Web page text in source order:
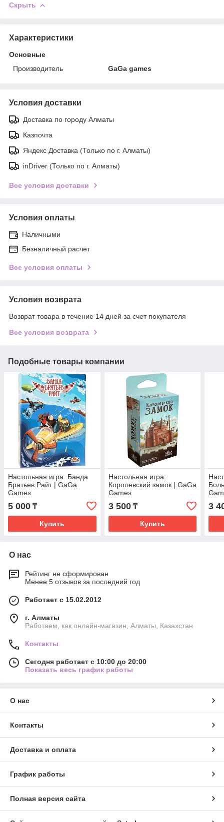
Скрыть
Характеристики
Основные
Производитель
GaGa games
Условия доставки
Доставка по городу Алматы
Казпочта
Яндекс Доставка (Только по г. Алматы)
inDriver (Только по г. Алматы)
Все условия доставки
Условия оплаты
Наличными
Безналичный расчет
Все условия оплаты
Условия возврата
Возврат товара в течение 14 дней за счет покупателя
Все условия возврата
Подобные товары компании
Настольная игра: Банда
Братьев Райт | GaGa
Games
5 000 ₸
Купить
Настольная игра:
Королевский замок | GaGa
Games
3 500₸
Купить
3
О нас
Рейтинг не сформирован
Менее 5 отзывов за последний год
Работает с 15.02.2012
г. Алматы
Работаем, как онлайн-магазин, Алматы, Казахстан
Контакты
Сегодня работает с 10:00 до 20:00
Показать весь график работы
О нас
Контакты
Доставка и оплата
График работы
Полная версия сайта